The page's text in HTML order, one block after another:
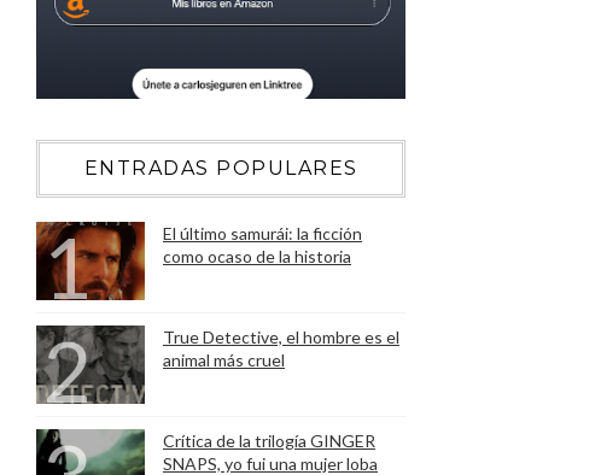
ENTRADAS POPULARES
El último samurái: la ficción
como ocaso de la historia
True Detective, el hombre es el
animal más cruel
Crítica de la trilogía GINGER
SNAPS, yo fui una mujer loba